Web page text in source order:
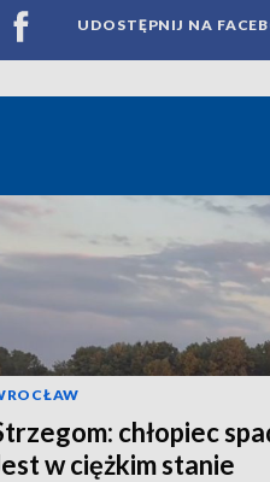
UDOSTĘPNIJ NA
chłopiec
w ciężkim stanie